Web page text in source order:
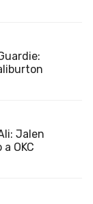
Jalen
OKC